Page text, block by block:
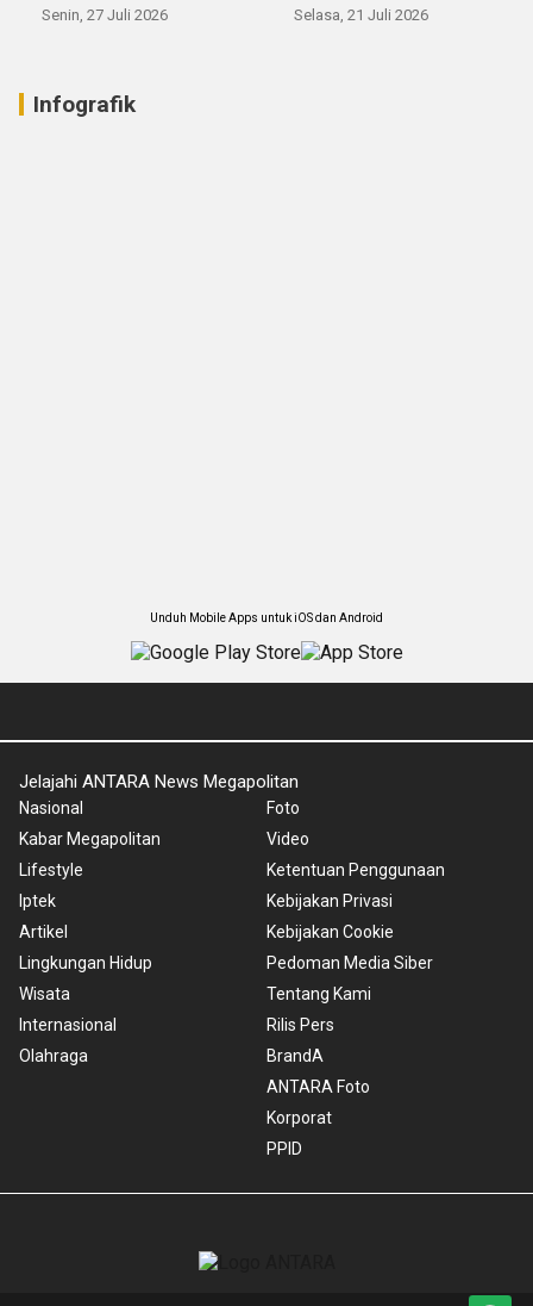
Senin, 27 Juli 2026 Selasa, 21 Juli 2026
Infografik
Unduh Mobile Apps untuk iOS dan Android
Jelajahi ANTARA News Megapolitan
Nasional
Kabar Megapolitan
Lifestyle
Iptek
Artikel
Lingkungan Hidup
Wisata
Internasional
Olahraga
Foto
Video
Ketentuan Penggunaan
Kebijakan Privasi
Kebijakan Cookie
Pedoman Media Siber
Tentang Kami
Rilis Pers
BrandA
ANTARA Foto
Korporat
PPID